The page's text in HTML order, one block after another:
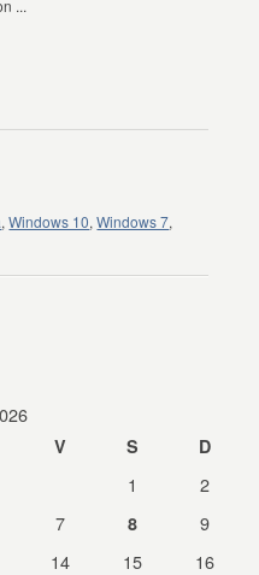
...
,Windows 10,Windows 7,
V S D
1
2
7 8
9
14 15
16